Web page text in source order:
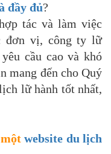
đầy đủ?
tác và làm việc
đơn vị, công ty lữ
cầu cao và khó
mang đến cho Quý
lữ hành tốt nhất,
mộtwebsite du lịch